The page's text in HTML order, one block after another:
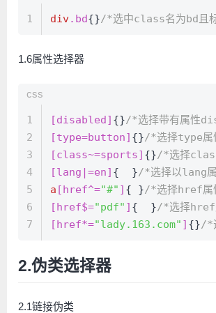
1 div.bd{}/*选中class名为bd且
1.6属性选择器
css
1
2
3
4
5
6
7
[disabled] {}/*选择带有属性
[type=button] {}/*选择type属
[class~=sports] {}/*选择
[lang|=en] {  }/*选择以lang
a [href^="#" ] { }/*选择href属
[href$="pdf" ] {  }/*选择href
[href*="lady.163.com" ] {}/*
2.伪类选择器
2.1链接伪类